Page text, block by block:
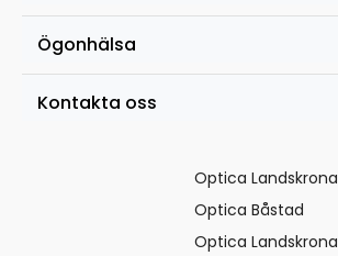
Ögonhälsa
Kontakta oss
Optica Landskrona
Optica Båstad
Optica Landskrona